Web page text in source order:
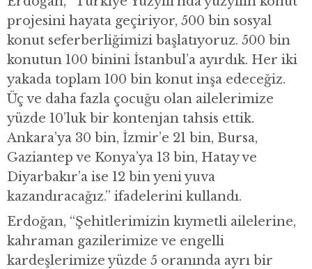
projesini hayata geçiriyor, 500 bin sosyal
konut seferberliğimizi başlatıyoruz. 500 bin
konutun 100 binini İstanbul’a ayırdık. Her iki
yakada toplam 100 bin konut inşa edeceğiz.
Üç ve daha fazla çocuğu olan ailelerimize
yüzde 10’luk bir kontenjan tahsis ettik.
Ankara’ya 30 bin, İzmir’e 21 bin, Bursa,
Gaziantep ve Konya’ya 13 bin, Hatay ve
Diyarbakır’a ise 12 bin yeni yuva
kazandıracağız.” ifadelerini kullandı.
Erdoğan, “Şehitlerimizin kıymetli ailelerine,
kahraman gazilerimize ve engelli
kardeşlerimize yüzde 5 oranında ayrı bir